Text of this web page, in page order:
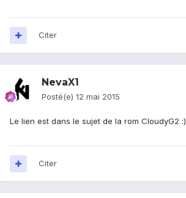
Citer
NevaX1
Posté(e) 12 mai 2015
Le lien est dans le sujet de la rom CloudyG2 :)
Citer